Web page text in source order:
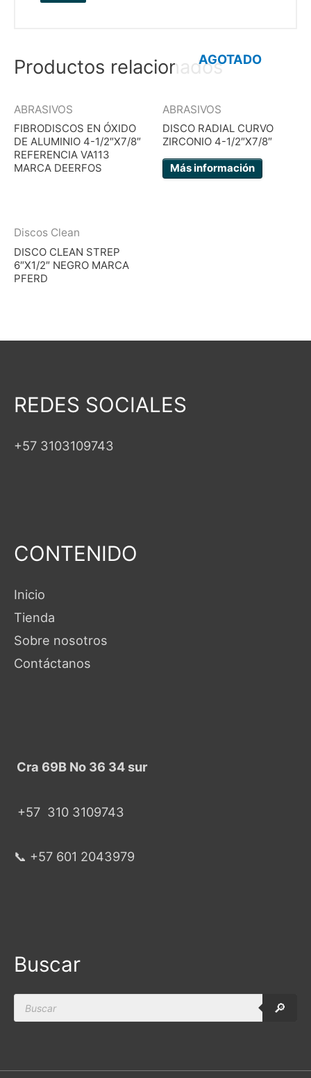
Productos relacionados
ABRASIVOS
FIBRODISCOS EN ÓXIDO
DE ALUMINIO 4-1/2″X7/8″
REFERENCIA VA113
MARCA DEERFOS
AGOTADO
ABRASIVOS
DISCO RADIAL CURVO
ZIRCONIO 4-1/2″X7/8″
Más información
Discos Clean
DISCO CLEAN STREP
6″X1/2″ NEGRO MARCA
PFERD
REDES SOCIALES
+57 3103109743
CONTENIDO
Inicio
Tienda
Sobre nosotros
Contáctanos
Cra 69B No 36 34 sur
+57 310 3109743
📞 +57 601 2043979
Buscar
Products
search
🔎